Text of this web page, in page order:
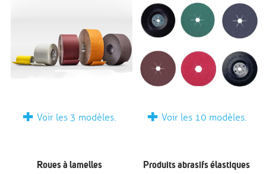
+Voir les 3 modèles. + Voir les 10 modèles.
Roues à lamelles Produits abrasifs élastiques